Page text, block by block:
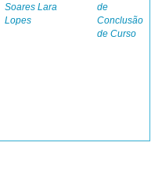
Soares Lara
Lopes
de
Conclusão
de Curso